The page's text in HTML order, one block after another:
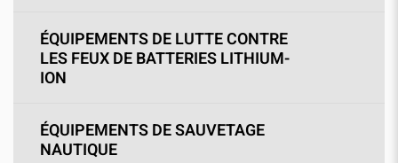
ÉQUIPEMENTS DE LUTTE CONTRE
LES FEUX DE BATTERIES LITHIUM-
ION
ÉQUIPEMENTS DE SAUVETAGE
NAUTIQUE